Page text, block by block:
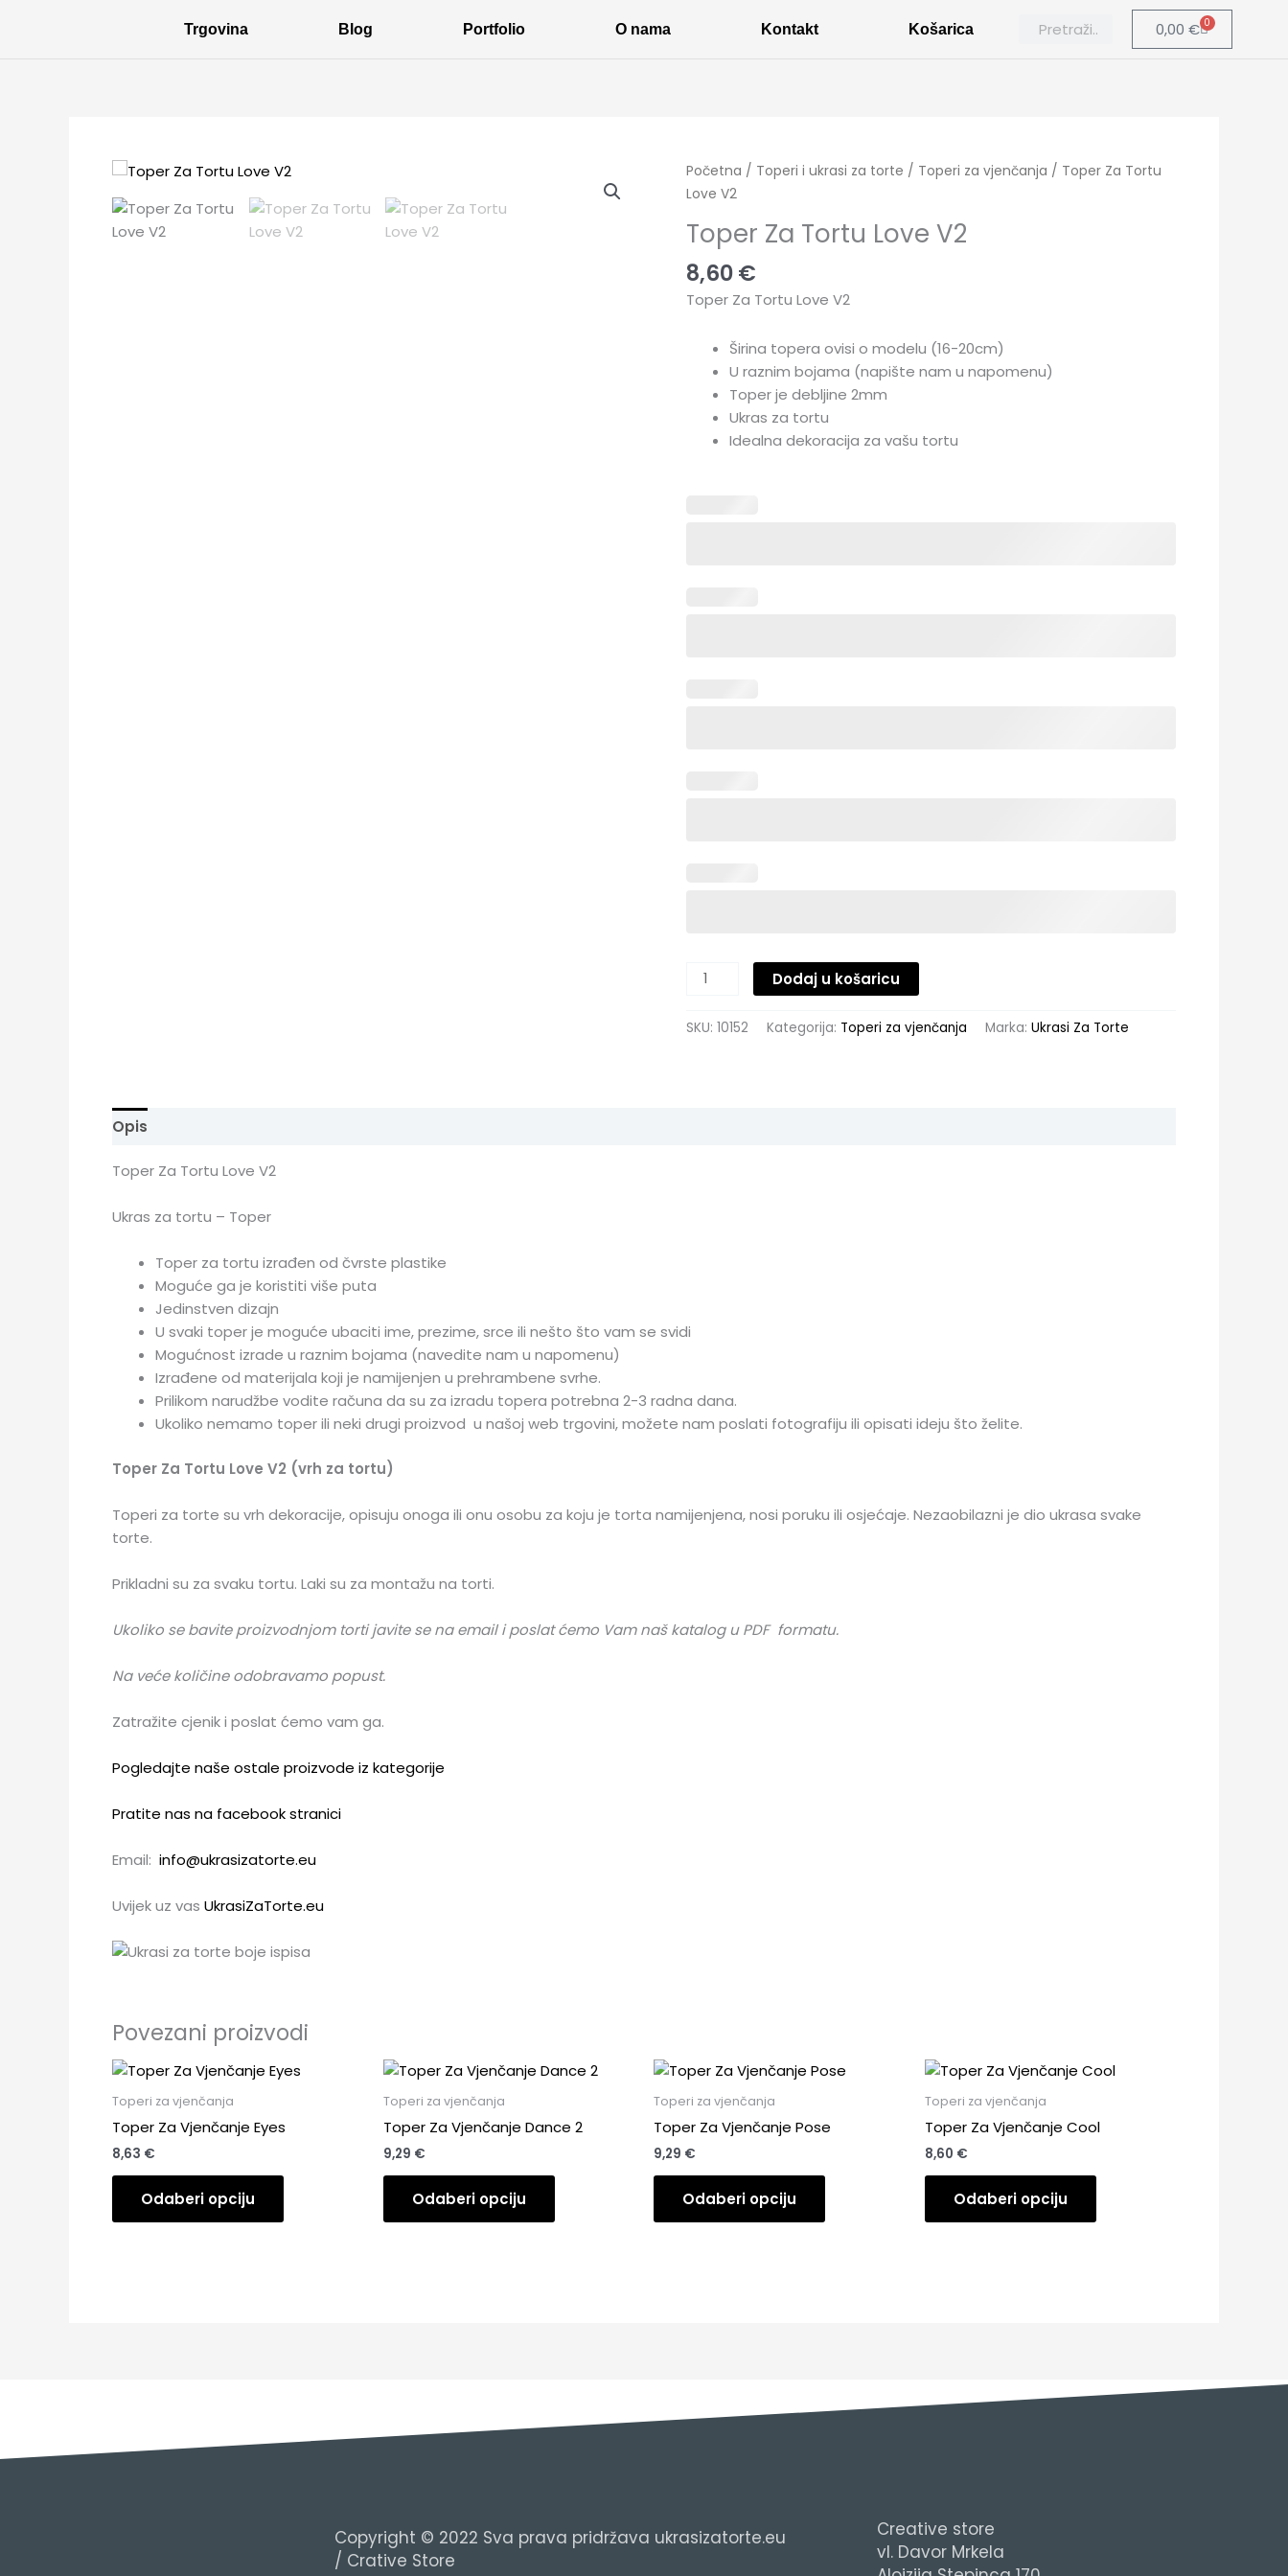
Trgovina Blog Portfolio O nama Kontakt Košarica Search
Search 0,00 € 0
Cart
Početna / Toperi i ukrasi za torte / Toperi za vjenčanja / Toper Za Tortu
Love V2
Toper Za Tortu Love V2
8,60€
Toper Za Tortu Love V2
Širina topera ovisi o modelu (16-20cm)
U raznim bojama (napište nam u napomenu)
Toper je debljine 2mm
Ukras za tortu
Idealna dekoracija za vašu tortu
Toper
Za
Love
V2
količina
Dodaj u košaricu
SKU:10152 Kategorija: Toperi za vjenčanja Marka:Ukrasi Za Torte
Opis
Toper Za Tortu Love V2
Ukras za tortu – Toper
Toper za tortu izrađen od čvrste plastike
Moguće ga je koristiti više puta
Jedinstven dizajn
U svaki toper je moguće ubaciti ime, prezime, srce ili nešto što vam se svidi
Mogućnost izrade u raznim bojama (navedite nam u napomenu)
Izrađene od materijala koji je namijenjen u prehrambene svrhe.
Prilikom narudžbe vodite računa da su za izradu topera potrebna 2-3 radna dana.
Ukoliko nemamo toper ili neki drugi proizvod u našoj web trgovini, možete nam poslati fotografiju ili opisati ideju što želite.
Toper Za Tortu Love V2 (vrh za tortu)
Toperi za torte su vrh dekoracije, opisuju onoga ili onu osobu za koju je torta namijenjena, nosi poruku ili osjećaje. Nezaobilazni je dio ukrasa svake
torte.
Prikladni su za svaku tortu. Laki su za montažu na torti.
Ukoliko se bavite proizvodnjom torti javite se na email i poslat ćemo Vam naš katalog u PDF formatu.
Na veće količine odobravamo popust.
Zatražite cjenik i poslat ćemo vam ga.
Pogledajte naše ostale proizvode iz kategorije
Pratite nas na facebook stranici
Email: info@ukrasizatorte.eu
Uvijek uz vas UkrasiZaTorte.eu
Povezani proizvodi
Toperi za vjenčanja
Toper Za Vjenčanje Eyes
8,63 €
Odaberi opciju
Toperi za vjenčanja
Toper Za Vjenčanje Dance 2
9,29 €
Odaberi opciju
Toperi za vjenčanja
Toper Za Vjenčanje Pose
9,29 €
Odaberi opciju
Toperi za vjenčanja
Toper Za Vjenčanje Cool
8,60 €
Odaberi opciju
Copyright © 2022 Sva prava pridržava ukrasizatorte.eu
/ Crative Store
Creative store
vl. Davor Mrkela